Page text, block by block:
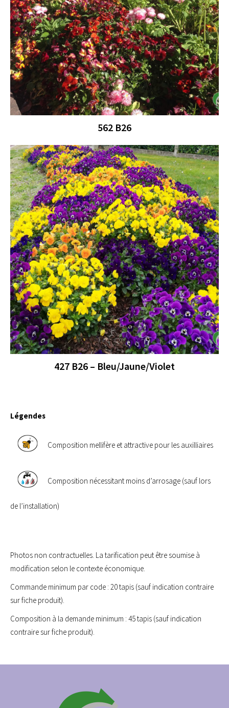
562 B26
427 B26 – Bleu/Jaune/Violet
Légendes
Composition mellifère et attractive pour les auxilliaires
Composition nécessitant moins d’arrosage (sauf lors
de l’installation)
Photos non contractuelles. La tarification peut être soumise à
modification selon le contexte économique.
Commande minimum par code : 20 tapis (sauf indication contraire
sur fiche produit).
Composition à la demande minimum : 45 tapis (sauf indication
contraire sur fiche produit).